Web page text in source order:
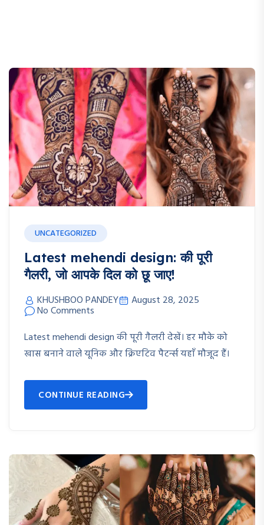
UNCATEGORIZED
Latest mehendi design: की पूरी
गैलरी, जो आपके दिल को छू जाए!
KHUSHBOO PANDEY August 28, 2025
No Comments
Latest mehendi design की पूरी गैलरी देखें। हर मौके को
खास बनाने वाले यूनिक और क्रिएटिव पैटर्न्स यहाँ मौजूद हैं।
CONTINUE READING